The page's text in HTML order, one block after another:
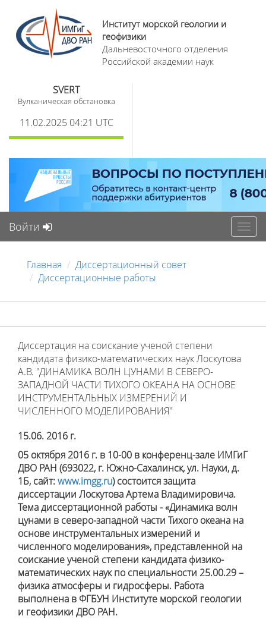
Институт морской геологии и
геофизики
Дальневосточного отделения
Российской академии наук
SVERT
Вулканическая обстановка
11.02.2025 04:21 UTC
Войти
Главная
Диссертационный совет
Диссертационные работы
Диссертация на соискание ученой степени
кандидата физико-математических наук Лоскутова
А.В. "ДИНАМИКА ВОЛН ЦУНАМИ В СЕВЕРО-
ЗАПАДНОЙ ЧАСТИ ТИХОГО ОКЕАНА НА ОСНОВЕ
ИНСТРУМЕНТАЛЬНЫХ ИЗМЕРЕНИЙ И
ЧИСЛЕННОГО МОДЕЛИРОВАНИЯ"
15.06. 2016 г.
05 октября 2016 г. в 10-00 в конференц-зале ИМГиГ
ДВО РАН (693022, г. Южно-Сахалинск, ул. Науки, д.
1Б, сайт:www.imgg.ru) состоится защита
диссертации Лоскутова Артема Владимировича.
Тема диссертационной работы - «Динамика волн
цунами в северо-западной части Тихого океана на
основе инструментальных измерений и
численного моделирования», представленной на
соискание ученой степени кандидата физико-
математических наук по специальности 25.00.29 –
физика атмосферы и гидросферы. Работа
выполнена в ФГБУН Институте морской геологии
и геофизики ДВО РАН.